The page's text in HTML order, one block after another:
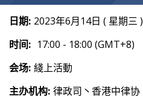
日期: 2023年6月14日 ( 星期三 )
时间: 17:00 - 18:00 (GMT+8)
会场: 綫上活動
主办机构: 律政司丶香港中律协